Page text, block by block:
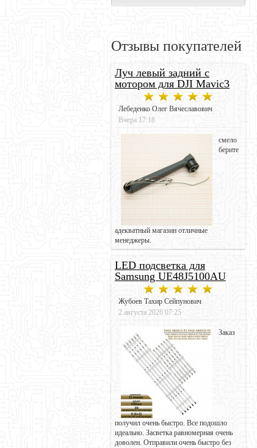
Отзывы покупателей
Луч левый задний с
мотором для DJI Mavic3
Лебеденко Олег Вячеславович
Вчера 17:18
смело
берите
адекватный магазин отличные
менеджеры.
LED подсветка для
Samsung UE48J5100AU
Жубоев Тахир Сейпунович
2 августа 2026 07:25
Заказ
получил очень быстро. Все подошло
идеально. Засветка равномерная очень
доволен. Отправили очень быстро без